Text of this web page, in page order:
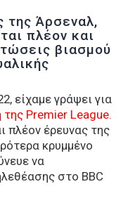
της Άρσεναλ,
πλέον και
βιασμού
είχαμε γράψει για
Premier League.
πλέον έρευνας της
κρυμμένο
να
στο BBC